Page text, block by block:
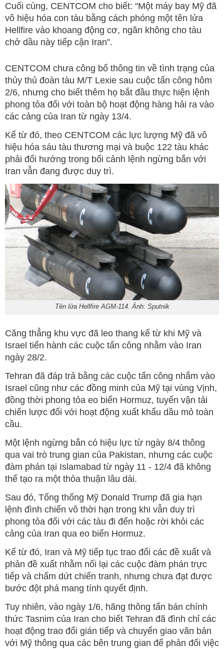
Cuối cùng, CENTCOM cho biết: “Một máy bay Mỹ đã
vô hiệu hóa con tàu bằng cách phóng một tên lửa
Hellfire vào khoang động cơ, ngăn không cho tàu
chở dầu này tiếp cận Iran”.
CENTCOM chưa công bố thông tin về tình trạng của
thủy thủ đoàn tàu M/T Lexie sau cuộc tấn công hôm
2/6, nhưng cho biết thêm họ bắt đầu thực hiện lệnh
phong tỏa đối với toàn bộ hoạt động hàng hải ra vào
các cảng của Iran từ ngày 13/4.
Kể từ đó, theo CENTCOM các lực lượng Mỹ đã vô
hiệu hóa sáu tàu thương mại và buộc 122 tàu khác
phải đổi hướng trong bối cảnh lệnh ngừng bắn với
Iran vẫn đang được duy trì.
Tên lửa Hellfire AGM-114. Ảnh: Sputnik
Căng thẳng khu vực đã leo thang kể từ khi Mỹ và
Israel tiến hành các cuộc tấn công nhằm vào Iran
ngày 28/2.
Tehran đã đáp trả bằng các cuộc tấn công nhắm vào
Israel cũng như các đồng minh của Mỹ tại vùng Vịnh,
đồng thời phong tỏa eo biển Hormuz, tuyến vận tải
chiến lược đối với hoạt động xuất khẩu dầu mỏ toàn
cầu.
Một lệnh ngừng bắn có hiệu lực từ ngày 8/4 thông
qua vai trò trung gian của Pakistan, nhưng các cuộc
đàm phán tại Islamabad từ ngày 11 - 12/4 đã không
thể tạo ra một thỏa thuận lâu dài.
Sau đó, Tổng thống Mỹ Donald Trump đã gia hạn
lệnh đình chiến vô thời hạn trong khi vẫn duy trì
phong tỏa đối với các tàu đi đến hoặc rời khỏi các
cảng của Iran qua eo biển Hormuz.
Kể từ đó, Iran và Mỹ tiếp tục trao đổi các đề xuất và
phản đề xuất nhằm nối lại các cuộc đàm phán trực
tiếp và chấm dứt chiến tranh, nhưng chưa đạt được
bước đột phá mang tính quyết định.
Tuy nhiên, vào ngày 1/6, hãng thông tấn bán chính
thức Tasnim của Iran cho biết Tehran đã đình chỉ các
hoạt động trao đổi gián tiếp và chuyển giao văn bản
với Mỹ thông qua các bên trung gian để phản đối việc